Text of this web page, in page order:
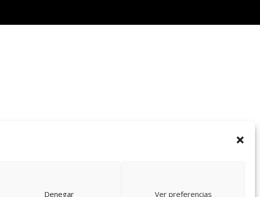
Denegar Ver preferencias